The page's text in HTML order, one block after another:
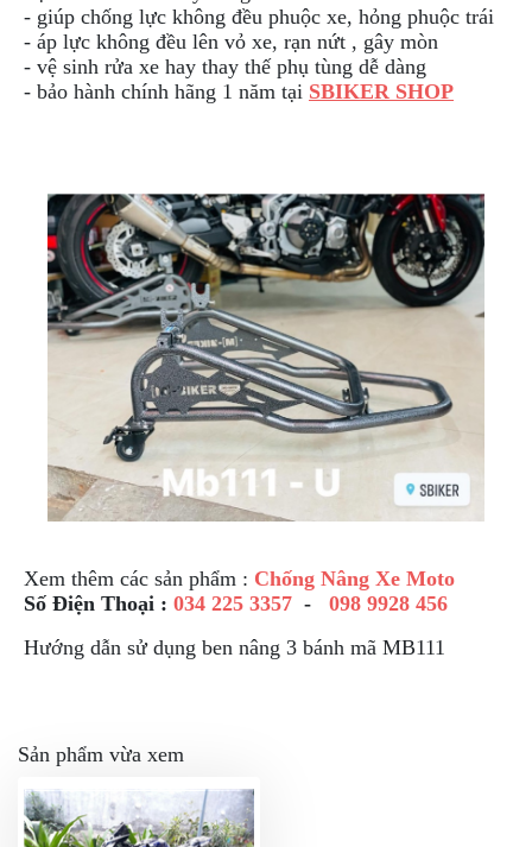
DẪN
MUA
HÀNG
- giúp chống lực không đều phuộc xe, hỏng phuộc trái
- áp lực không đều lên vỏ xe, rạn nứt , gây mòn
- vệ sinh rửa xe hay thay thế phụ tùng dễ dàng
- bảo hành chính hãng 1 năm tại SBIKER SHOP
Xem thêm các sản phẩm : Chống Nâng Xe Moto
Số Điện Thoại : 034 225 3357 - 098 9928 456
Hướng dẫn sử dụng ben nâng 3 bánh mã MB111
Sản phẩm vừa xem